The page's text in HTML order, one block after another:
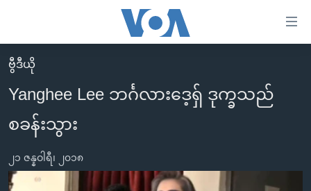
လွယ်ကူ
စေ
သည့်
များ
ပင်မ
မူလစာမျက်နှာ
မြန်မာ
ကမ္ဘာ့သတင်းများ
အမေရိကန်
သတင်းလွတ်လပ်ခွင့်
ဗွီဒီယို
Yanghee Lee ဘင်္ဂလားဒေ့ရှ် ဒုက္ခသည်
စခန်းသွား
၂၁ ဇန္နဝါရီ၊ ၂၀၁၈